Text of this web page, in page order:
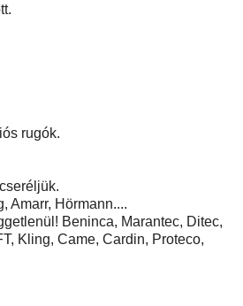
rugók.
Amarr, Hörmann....
Beninca, Marantec, Ditec,
Kling, Came, Cardin, Proteco,